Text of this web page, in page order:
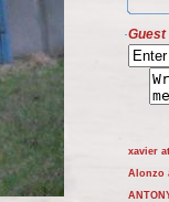
Guest
xavier
Alonzo